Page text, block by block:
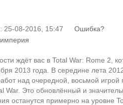
25-08-2016, 15:47 Ошибка?
ждёт вас в Total War: Rome 2,
2013 года. В середине лета
над очередной, восьмой игрой
War. Это обновлённый и
останутся примерно на уровне